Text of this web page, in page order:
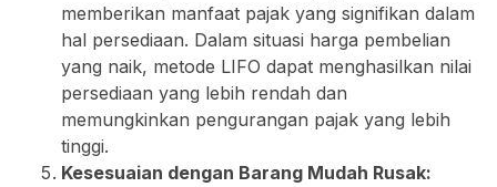
memberikan manfaat pajak yang signifikan dalam
hal persediaan. Dalam situasi harga pembelian
yang naik, metode LIFO dapat menghasilkan nilai
persediaan yang lebih rendah dan
memungkinkan pengurangan pajak yang lebih
tinggi.
Kesesuaian dengan Barang Mudah Rusak: